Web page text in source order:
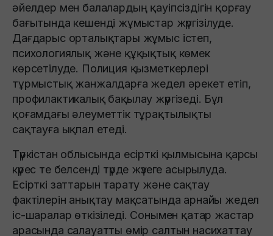
әйелдер мен балалардың қауіпсіздігін қорғау
бағытында кешенді жұмыстар жүргізілуде.
Дағдарыс орталықтары жұмыс істеп,
психологиялық және құқықтық көмек
көрсетілуде. Полиция қызметкерлері
тұрмыстық жанжалдарға жедел әрекет етіп,
профилактикалық бақылау жүргізеді. Бұл
қоғамдағы әлеуметтік тұрақтылықты
сақтауға ықпал етеді.
Түркістан облысында есірткі қылмысына қарсы
күрес те белсенді түрде жүзеге асырылуда.
Есірткі заттарын тарату және сақтау
фактілерін анықтау мақсатында арнайы жедел
іс-шаралар өткізіледі. Сонымен қатар жастар
арасында салауатты өмір салтын насихаттау